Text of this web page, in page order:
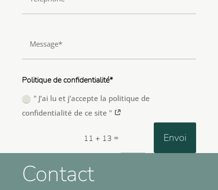
Politique de confidentialité*
" J’ai lu et j’accepte la politique de
confidentialité de ce site "
11 + 13 = Envoi
Contact